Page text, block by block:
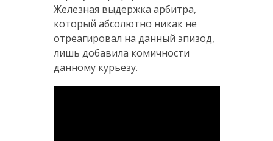
Железная выдержка арбитра,
который абсолютно никак не
отреагировал на данный эпизод,
лишь добавила комичности
данному курьезу.